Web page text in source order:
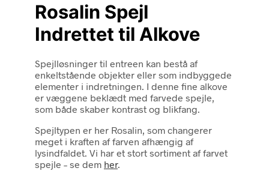
Rosalin Spejl
Indrettet til Alkove
Spejlløsninger til entreen kan bestå af
enkeltstående objekter eller som indbyggede
elementer i indretningen. I denne fine alkove
er væggene beklædt med farvede spejle,
som både skaber kontrast og blikfang.
Spejltypen er her Rosalin, som changerer
meget i kraften af farven afhængig af
lysindfaldet. Vi har et stort sortiment af farvet
spejle – se dem her.